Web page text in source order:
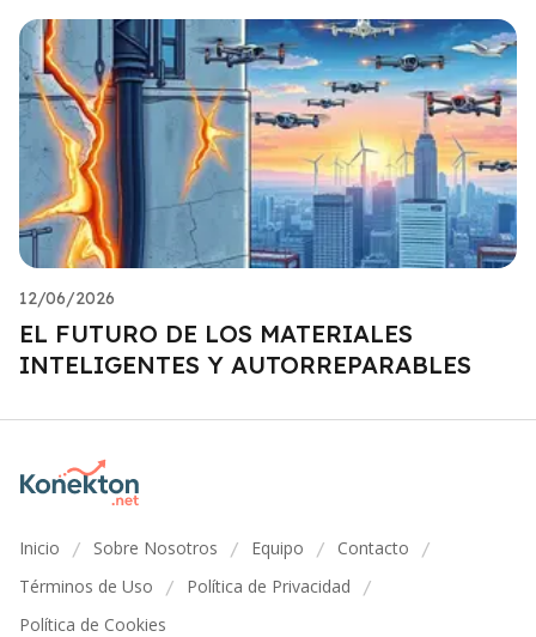
12/06/2026
EL FUTURO DE LOS MATERIALES
INTELIGENTES Y AUTORREPARABLES
Inicio / Sobre Nosotros / Equipo / Contacto /
Términos de Uso / Política de Privacidad /
Política de Cookies